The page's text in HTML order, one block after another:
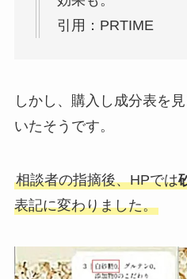
引用：PRTIME
しかし、購入し成分表を
いたそうです。
相談者の指摘後、HPでは
表記に変わりました。